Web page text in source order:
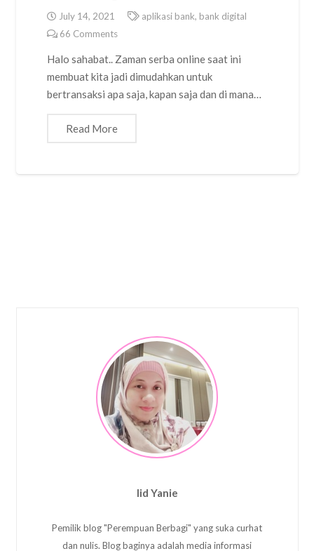
July 14, 2021 aplikasi bank, bank digital
66 Comments
Halo sahabat.. Zaman serba online saat ini
membuat kita jadi dimudahkan untuk
bertransaksi apa saja, kapan saja dan di mana…
Read More
Iid Yanie
Pemilik blog "Perempuan Berbagi" yang suka curhat
dan nulis. Blog baginya adalah media informasi